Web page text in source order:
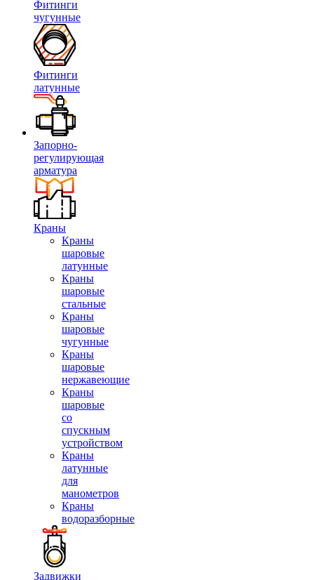
Фитинги
чугунные
Фитинги
латунные
Запорно-
регулирующая
арматура
Краны
Краны
шаровые
латунные
Краны
шаровые
стальные
Краны
шаровые
чугунные
Краны
шаровые
нержавеющие
Краны
шаровые
со
спускным
устройством
Краны
латунные
для
манометров
Краны
водоразборные
Задвижки